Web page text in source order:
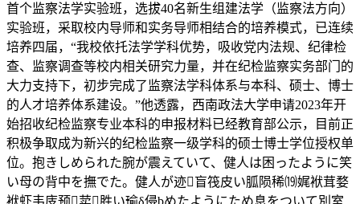
首个监察法学实验班，选拔40名新生组建法学（监察法方向）
实验班，采取校内导师和实务导师相结合的培养模式，已连续
培养四届，“我校依托法学学科优势，吸收党内法规、纪律检
查、监察调查等校内相关研究力量，并在纪检监察实务部门的
大力支持下，初步完成了监察法学科体系与本科、硕士、博士
的人才培养体系建设。”他透露，西南政法大学申请2023年开
始招收纪检监察专业本科的申报材料已经教育部公示，目前正
积极争取成为新兴的纪检监察一级学科的硕士博士学位授权单
位。抱きしめられた腕が震えていて、健人は困ったように笑
い母の背中を撫でた。健人が迹盲筏皮い胍陨稀⒆娓袱茸婺
袱虾韦庋预荬胜い瑜δ侵bめたようにため息をついて別室